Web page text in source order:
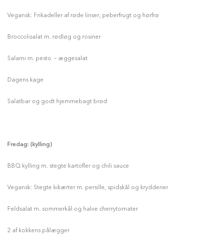
Vegansk: Frikadeller af røde linser, peberfrugt og hørfrø
Broccolisalat m. rødløg og rosiner
Salami m. pesto – æggesalat
Dagens kage
Salatbar og godt hjemmebagt brød
Fredag: (kylling)
BBQ kylling m. stegte kartofler og chili sauce
Vegansk: Stegte kikærter m. persille, spidskål og krydderier
Feldsalat m. sommerkål og halve cherrytomater
2 af kokkens pålægger